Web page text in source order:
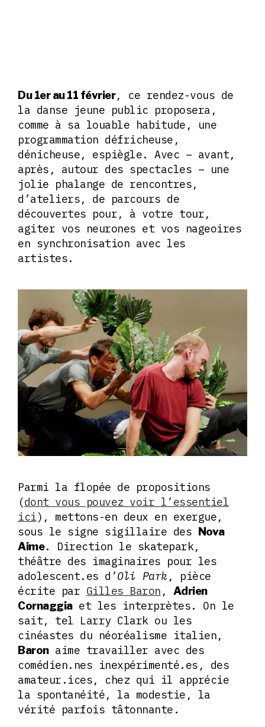
Du 1er au 11 février, ce rendez-vous de
la danse jeune public proposera,
comme à sa louable habitude, une
programmation défricheuse,
dénicheuse, espiègle. Avec – avant,
après, autour des spectacles – une
jolie phalange de rencontres,
d’ateliers, de parcours de
découvertes pour, à votre tour,
agiter vos neurones et vos nageoires
en synchronisation avec les
artistes.
Parmi la flopée de propositions
(dont vous pouvez voir l’essentiel
ici), mettons-en deux en exergue,
sous le signe sigillaire des Nova
Aime. Direction le skatepark,
théâtre des imaginaires pour les
adolescent.es d’Oli Park , pièce
écrite par Gilles Baron , Adrien
Cornaggiaet les interprètes. On le
sait, tel Larry Clark ou les
cinéastes du néoréalisme italien,
Baronaime travailler avec des
comédien.nes inexpérimenté.es, des
amateur.ices, chez qui il apprécie
la spontanéité, la modestie, la
vérité parfois tâtonnante.